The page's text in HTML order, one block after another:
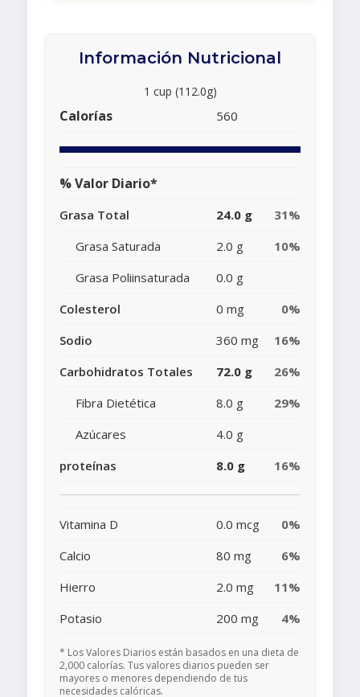
Información Nutricional
1 cup (112.0g)
Calorías 560
% Valor Diario*
Grasa Total 24.0 g
31%
Grasa Saturada
2.0 g
10%
Grasa Poliinsaturada
0.0 g
Colesterol
0 mg
0%
Sodio
360 mg
16%
Carbohidratos Totales
72.0 g
26%
Fibra Dietética
8.0 g
29%
Azúcares
4.0 g
proteínas
8.0 g 16%
Vitamina D 0.0 mcg
0%
Calcio
80 mg
6%
Hierro
2.0 mg
11%
Potasio
200 mg 4%
* Los Valores Diarios están basados en una dieta de
2,000 calorías. Tus valores diarios pueden ser
mayores o menores dependiendo de tus
necesidades calóricas.